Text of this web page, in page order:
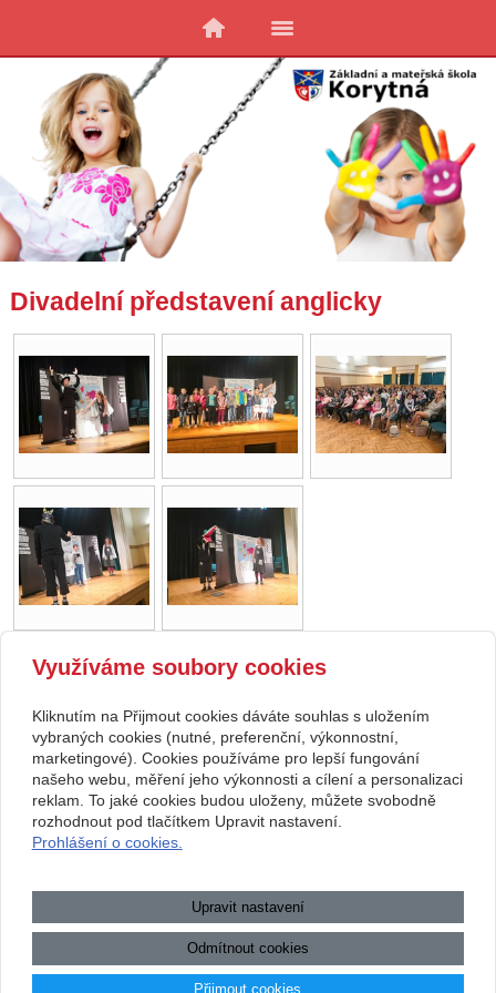
Divadelní představení anglicky
zpět
Copyright © 2026 Základní škola, Korytná, okres Uherské Hradiště, příspěvková
a
Mapa webu|Zobrazit klasickou verzi
Přístupnost webových stránek|GDPR|
informace
.:.
Využíváme soubory cookies
Kliknutím na Přijmout cookies dáváte souhlas s uložením
vybraných cookies (nutné, preferenční, výkonnostní,
marketingové). Cookies používáme pro lepší fungování
našeho webu, měření jeho výkonnosti a cílení a personalizaci
reklam. To jaké cookies budou uloženy, můžete svobodně
rozhodnout pod tlačítkem Upravit nastavení.
Prohlášení o cookies.
Upravit nastavení
Odmítnout cookies
Přijmout cookies